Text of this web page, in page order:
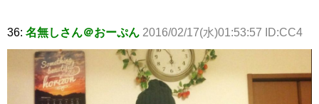
36: 名無しさん＠おーぷん 2016/02/17(水)01:53:57 ID:CC4